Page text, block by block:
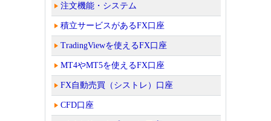
注文機能・システム
積立サービスがあるFX口座
TradingViewを使えるFX口座
MT4やMT5を使えるFX口座
FX自動売買（シストレ）口座
CFD口座